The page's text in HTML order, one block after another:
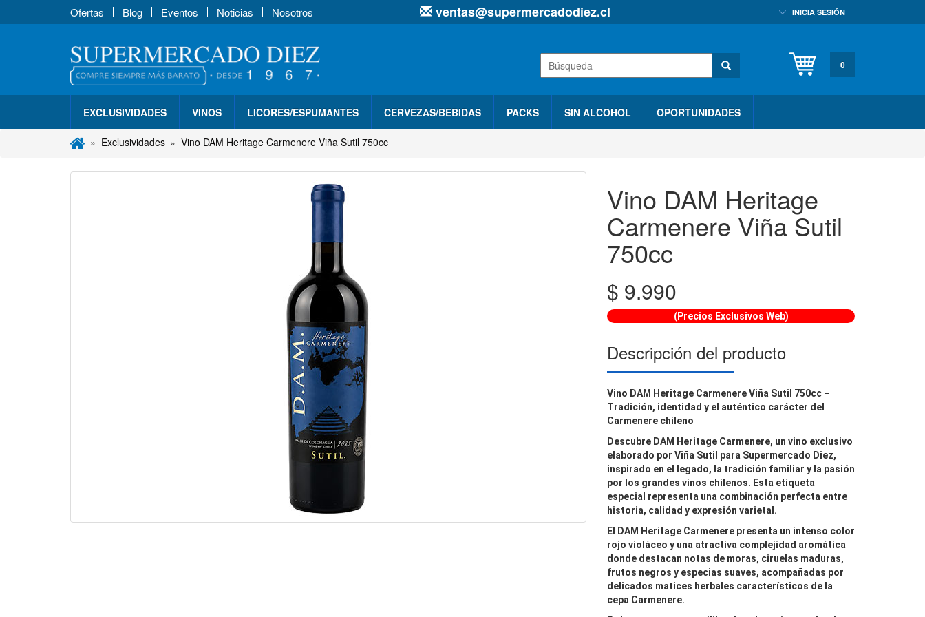
Ofertas Blog Eventos Noticias Nosotros INICIA SESIÓN
ventas@supermercadodiez.cl
0
EXCLUSIVIDADES VINOS LICORES/ESPUMANTES CERVEZAS/BEBIDAS PACKS SIN ALCOHOL OPORTUNIDADES
Exclusividades Vino DAM Heritage Carmenere Viña Sutil 750cc
Vino DAM Heritage
Carmenere Viña Sutil
750cc
$ 9.990
(Precios Exclusivos Web)
Descripción del producto
Vino DAM Heritage Carmenere Viña Sutil 750cc –
Tradición, identidad y el auténtico carácter del
Carmenere chileno
Descubre DAM Heritage Carmenere, un vino exclusivo
elaborado por Viña Sutil para Supermercado Diez,
inspirado en el legado, la tradición familiar y la pasión
por los grandes vinos chilenos. Esta etiqueta
especial representa una combinación perfecta entre
historia, calidad y expresión varietal.
El
DAM Heritage Carmenere presenta un intenso color
rojo violáceo y una atractiva complejidad aromática
donde destacan notas de moras, ciruelas maduras,
frutos negros y especias suaves, acompañadas por
delicados matices herbales característicos de la
cepa Carmenere.